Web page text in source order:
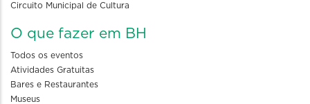
Circuito Municipal de Cultura
O que fazer em BH
Todos os eventos
Atividades Gratuitas
Bares e Restaurantes
Museus